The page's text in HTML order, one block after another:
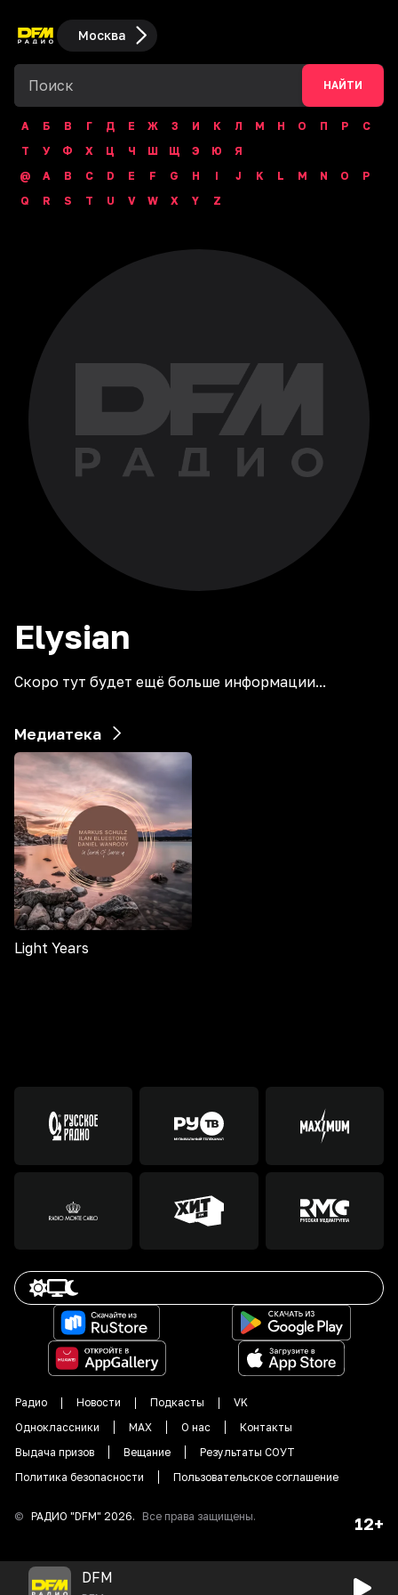
Москва
НАЙТИ
А Б В Г Д Е Ж З И К Л М Н О П Р
С
Т
У Ф Х Ц Ч Ш Щ Э Ю
Я
@
A B C D E F G H I J K L M N O
P
Q
R S T U V W X Y Z
Elysian
Скоро тут будет ещё больше информации...
Медиатека
Light Years
Радио Новости Подкасты
VK
Одноклассники
MAX О нас
Контакты
Выдача призов
Вещание
Результаты СОУТ
Политика безопасности
Пользовательское соглашение
© РАДИО "DFM" 2026. Все права защищены. 12+
DFM